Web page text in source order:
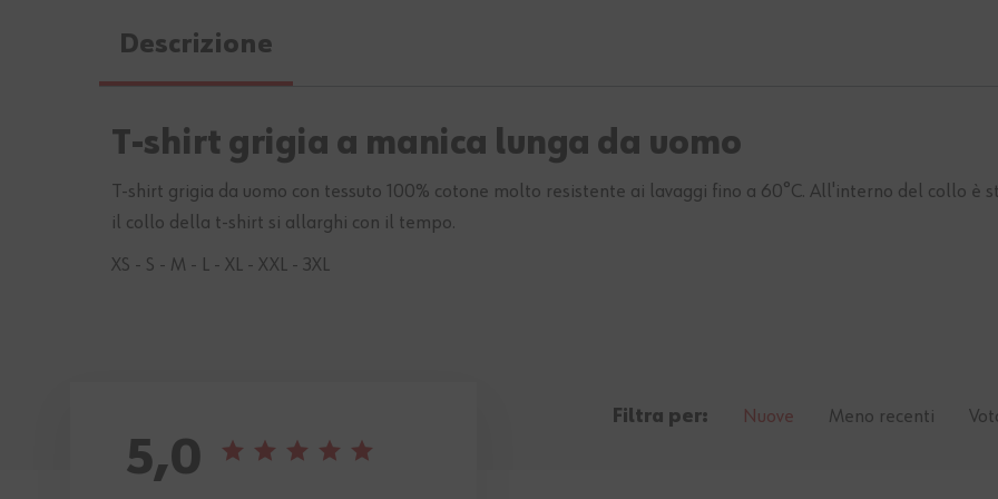
Descrizione
T-shirt grigia a manica lunga da uomo
T-shirt grigia da uomo con tessuto 100% cotone molto resistente ai lavaggi fino a 60°C. All'interno del collo è
il collo della t-shirt si allarghi con il tempo.
XS - S - M - L - XL - XXL - 3XL
Filtra per: Nuove Meno recenti
5,0